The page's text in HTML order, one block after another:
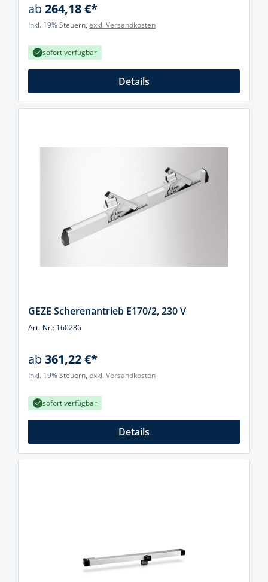
ab264,18 €*
Inkl. 19% Steuern, exkl. Versandkosten
sofort verfügbar
Details
GEZE Scherenantrieb E170/2, 230 V
Art.-Nr.: 160286
ab361,22 €*
Inkl. 19% Steuern, exkl. Versandkosten
sofort verfügbar
Details